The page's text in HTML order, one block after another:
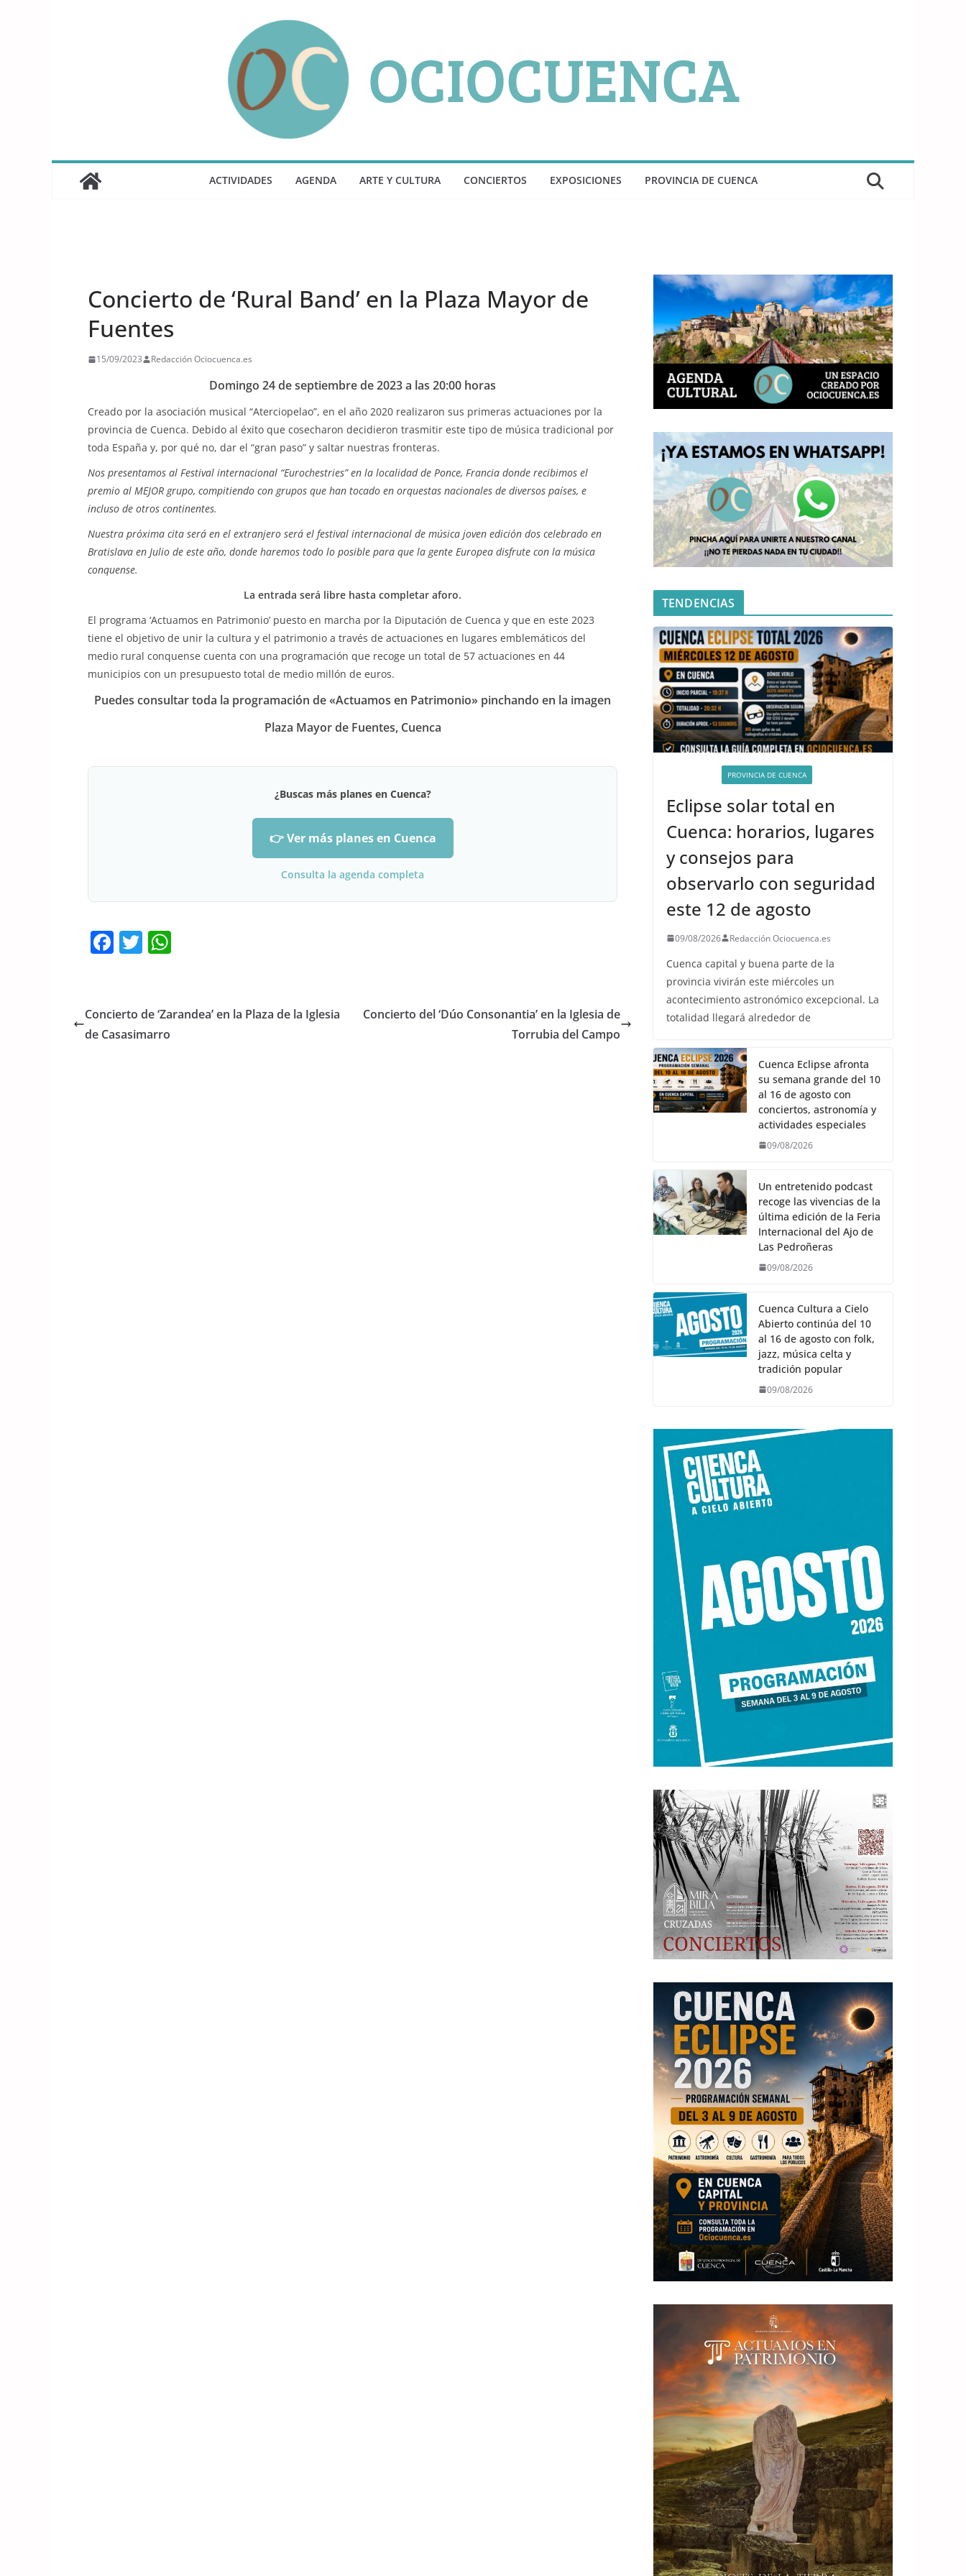
ACTIVIDADES AGENDA ARTE Y CULTURA CONCIERTOS EXPOSICIONES PROVINCIA DE CUENCA
Concierto de ‘Rural Band’ en la Plaza Mayor de
Fuentes
15/09/2023 Redacción Ociocuenca.es
Domingo 24 de septiembre de 2023 a las 20:00 horas
Creado por la asociación musical “Aterciopelao”, en el año 2020 realizaron sus primeras actuaciones por la
provincia de Cuenca. Debido al éxito que cosecharon decidieron trasmitir este tipo de música tradicional por
toda España y, por qué no, dar el “gran paso” y saltar nuestras fronteras.
Nos presentamos al Festival internacional “Eurochestries” en la localidad de Ponce, Francia donde recibimos el
premio al MEJOR grupo, compitiendo con grupos que han tocado en orquestas nacionales de diversos países, e
incluso de otros continentes.
Nuestra próxima cita será en el extranjero será el festival internacional de música joven edición dos celebrado en
Bratislava en Julio de este año, donde haremos todo lo posible para que la gente Europea disfrute con la música
conquense.
La entrada será libre hasta completar aforo.
El programa ‘Actuamos en Patrimonio’ puesto en marcha por la Diputación de Cuenca y que en este 2023
tiene el objetivo de unir la cultura y el patrimonio a través de actuaciones en lugares emblemáticos del
medio rural conquense cuenta con una programación que recoge un total de 57 actuaciones en 44
municipios con un presupuesto total de medio millón de euros.
Puedes consultar toda la programación de «Actuamos en Patrimonio» pinchando en la imagen
Plaza Mayor de Fuentes, Cuenca
¿Buscas más planes en Cuenca?
👉 Ver más planes en Cuenca
Consulta la agenda completa
F
e
b
T
er s
Concierto de ‘Zarandea’ en la Plaza de la Iglesia
de Casasimarro
Concierto del ‘Dúo Consonantia’ en la Iglesia de
Torrubia del Campo
TENDENCIAS
PROVINCIA DE CUENCA
Eclipse solar total en
Cuenca: horarios, lugares
y consejos para
observarlo con seguridad
este 12 de agosto
09/08/2026 Redacción Ociocuenca.es
Cuenca capital y buena parte de la
provincia vivirán este miércoles un
acontecimiento astronómico excepcional. La
totalidad llegará alrededor de
Cuenca Eclipse afronta
su semana grande del 10
al 16 de agosto con
conciertos, astronomía y
actividades especiales
09/08/2026
Un entretenido podcast
recoge las vivencias de la
última edición de la Feria
Internacional del Ajo de
Las Pedroñeras
09/08/2026
Cuenca Cultura a Cielo
Abierto continúa del 10
al 16 de agosto con folk,
jazz, música celta y
tradición popular
09/08/2026